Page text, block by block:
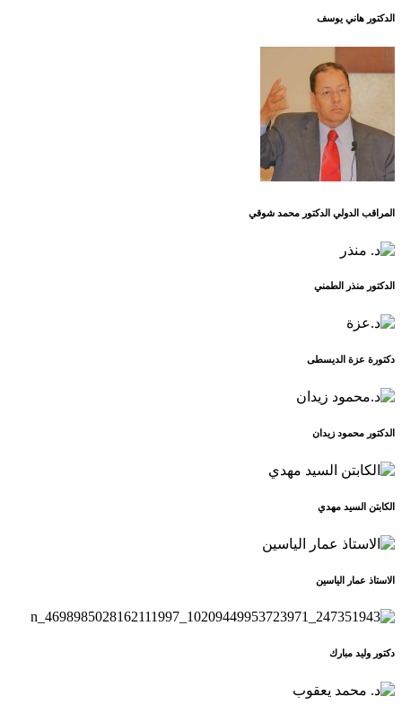
الدكتور هاني يوسف
المراقب الدولي الدكتور محمد شوقي
الدكتور منذر الطمني
دكتورة عزة الديسطى
الدكتور محمود زيدان
الكابتن السيد مهدي
الاستاذ عمار الياسين
دكتور وليد مبارك